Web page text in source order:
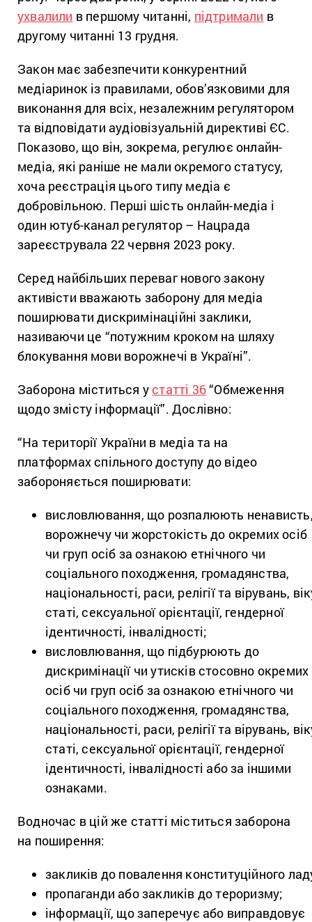
ухвалили в першому читанні, підтримали в
другому читанні 13 грудня.
Закон має забезпечити конкурентний
медіаринок із правилами, обов’язковими для
виконання для всіх, незалежним регулятором
та відповідати аудіовізуальній директиві ЄС.
Показово, що він, зокрема, регулює онлайн-
медіа, які раніше не мали окремого статусу,
хоча реєстрація цього типу медіа є
добровільною. Перші шість онлайн-медіа і
один ютуб-канал регулятор – Нацрада
зареєструвала 22 червня 2023 року.
Серед найбільших переваг нового закону
активісти вважають заборону для медіа
поширювати дискримінаційні заклики,
називаючи це “потужним кроком на шляху
блокування мови ворожнечі в Україні”.
Заборона міститься у статті 36“Обмеження
щодо змісту інформації”. Дослівно:
“На території України в медіа та на
платформах спільного доступу до відео
забороняється поширювати:
висловлювання, що розпалюють
ворожнечу чи жорстокість до окремих осіб
чи груп осіб за ознакою етнічного чи
соціального походження, громадянства,
національності, раси, релігії та вірувань,
статі, сексуальної орієнтації, гендерної
ідентичності, інвалідності;
висловлювання, що підбурюють до
дискримінації чи утисків стосовно окремих
осіб чи груп осіб за ознакою етнічного чи
соціального походження, громадянства,
національності, раси, релігії та вірувань,
статі, сексуальної орієнтації, гендерної
ідентичності, інвалідності або за іншими
ознаками.
Водночас в цій же статті міститься заборона
на поширення:
закликів до повалення конституційного
пропаганди або закликів до тероризму;
інформації, що заперечує або виправдовує